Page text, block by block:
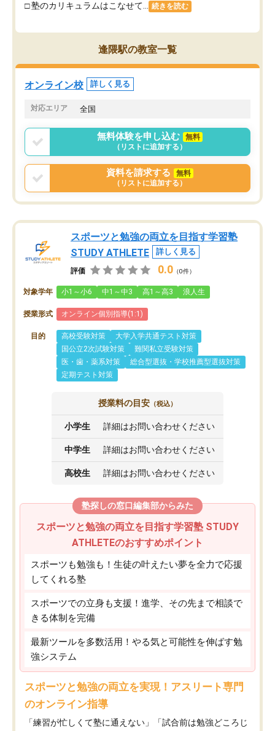
□ 塾のカリキュラムはこなせて...
続きを読む
逢隈駅の教室一覧
オンライン校 詳しく見る
対応エリア 全国
無料体験を申し込む
無料
（リストに追加する）
資料を請求する
無料
（リストに追加する）
スポーツと勉強の両立を目指す学習塾
STUDY ATHLETE
詳しく見る
評価 0.0 （0件）
対象学年 小1～小6 中1～中3 高1～高3 浪人生
授業形式 オンライン個別指導(1:1)
目的 高校受験対策
大学入学共通テスト対策
国公立2次試験対策
難関私立受験対策
医・歯・薬系対策
総合型選抜・学校推薦型選抜対策
定期テスト対策
授業料の目安 （税込）
小学生 詳細はお問い合わせください
中学生 詳細はお問い合わせください
高校生 詳細はお問い合わせください
塾探しの窓口編集部からみた
スポーツと勉強の両立を目指す学習塾 STUDY
ATHLETEのおすすめポイント
スポーツも勉強も！生徒の叶えたい夢を全力で応援
してくれる塾
スポーツでの立身も支援！進学、その先まで相談で
きる体制を完備
最新ツールを多数活用！やる気と可能性を伸ばす勉
強システム
スポーツと勉強の両立を実現！アスリート専門
のオンライン指導
「練習が忙しくて塾に通えない」「試合前は勉強どころじ